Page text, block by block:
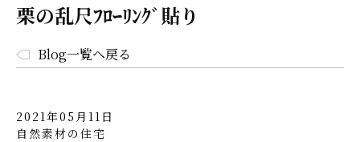
栗の乱尺ﾌﾛｰﾘﾝｸﾞ貼り
Blog一覧へ戻る
2021年05月11日
自然素材の住宅